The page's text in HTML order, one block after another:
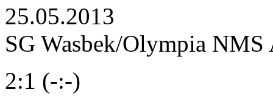
25.05.2013
SG Wasbek/Olympia NMS
2:1 (-:-)